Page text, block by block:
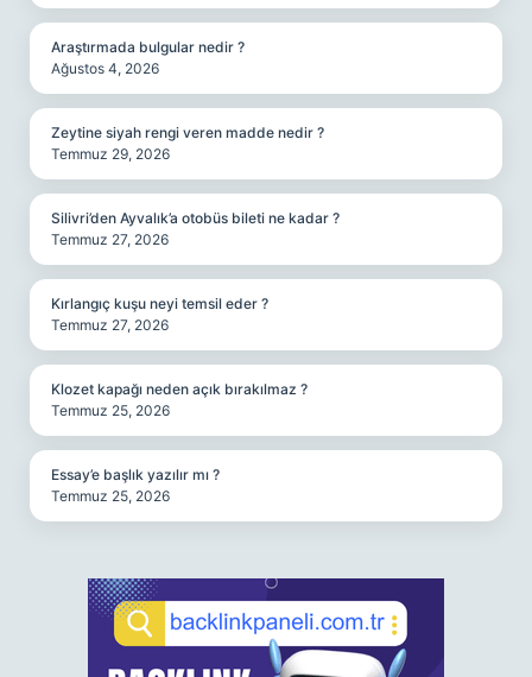
Araştırmada bulgular nedir ?
Ağustos 4, 2026
Zeytine siyah rengi veren madde nedir ?
Temmuz 29, 2026
Silivri’den Ayvalık’a otobüs bileti ne kadar ?
Temmuz 27, 2026
Kırlangıç kuşu neyi temsil eder ?
Temmuz 27, 2026
Klozet kapağı neden açık bırakılmaz ?
Temmuz 25, 2026
Essay’e başlık yazılır mı ?
Temmuz 25, 2026